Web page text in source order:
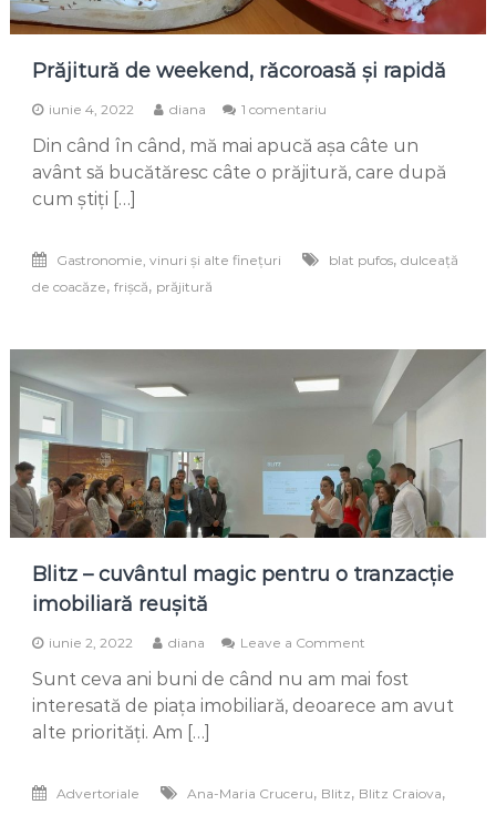
Prăjitură de weekend, răcoroasă și rapidă
iunie 4, 2022 diana 1 comentariu
de
weekend,
Din când în când, mă mai apucă așa câte un
avânt să bucătăresc câte o prăjitură, care după
cum știți […]
Gastronomie, vinuri și alte finețuri blat pufos, dulceață
de coacăze, frișcă, prăjitură
Blitz – cuvântul magic pentru o tranzacție
imobiliară reușită
iunie 2, 2022 diana Leave a Comment
–
cuvântul
imobiliară
Sunt ceva ani buni de când nu am mai fost
interesată de piața imobiliară, deoarece am avut
alte priorități. Am […]
Advertoriale Ana-Maria Cruceru, Blitz, Blitz Craiova,